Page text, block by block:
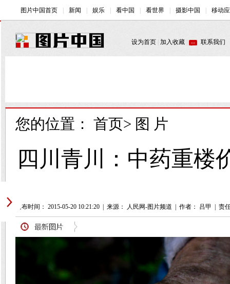
您的位置： 首页> 图 片
四川青川：中药重楼
发布时间： 2015-05-20 10:21:20 来源： 人民网-图片频道 作者： 吕甲 责